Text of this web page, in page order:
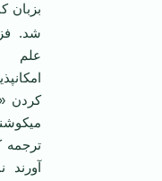
بزبان
شد.
کردن
ترجمه
آورند